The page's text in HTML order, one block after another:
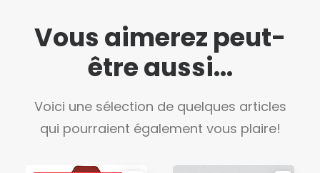
Vous aimerez peut-
être aussi...
Voici une sélection de quelques articles
qui pourraient également vous plaire!